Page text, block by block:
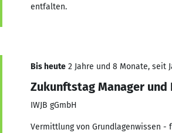
entfalten.
Bis heute 2 Jahre und 8 Monate, seit
Zukunftstag Manager und
IWJB gGmbH
Vermittlung von Grundlagenwissen -